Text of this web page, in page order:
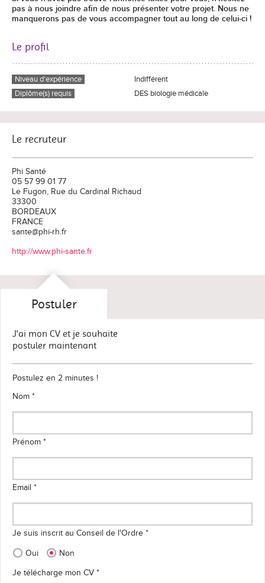
pas à nous joindre afin de nous présenter votre projet. Nous ne
manquerons pas de vous accompagner tout au long de celui-ci !
Le profil
Niveau d'expérience
Indifférent
Diplôme(s) requis
DES biologie médicale
Le recruteur
Phi Santé
05 57 99 01 77
Le Fugon, Rue du Cardinal Richaud
33300
BORDEAUX
FRANCE
sante@phi-rh.fr
http://www.phi-sante.fr
Postuler
J'ai mon CV et je souhaite
postuler maintenant
Postulez en 2 minutes !
Nom *
Prénom *
Email *
Je suis inscrit au Conseil de l'Ordre *
Oui
Non
Je télécharge mon CV *